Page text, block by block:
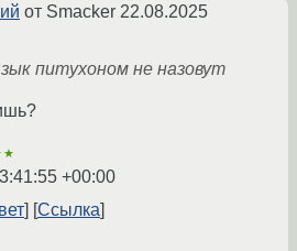
от Smacker 22.08.2025
питухоном не назовут
+00:00
Ссылка